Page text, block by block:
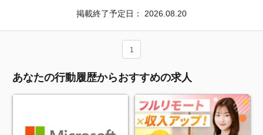
掲載終了予定日： 2026.08.20
1
あなたの行動履歴からおすすめの求人